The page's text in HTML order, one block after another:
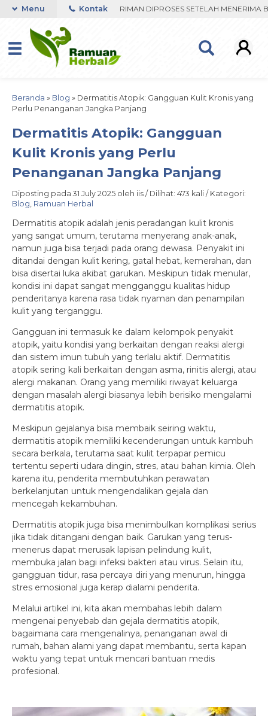
VIA WHATSAPP. PENGIRIMAN DIPROSES SETELAH MENERIMA
Menu Kontak
Beranda » Blog » Dermatitis Atopik: Gangguan Kulit Kronis yang
Perlu Penanganan Jangka Panjang
Dermatitis Atopik: Gangguan
Kulit Kronis yang Perlu
Penanganan Jangka Panjang
Diposting pada 31 July 2025 oleh iis / Dilihat: 473 kali / Kategori:
Blog, Ramuan Herbal
Dermatitis atopik adalah jenis peradangan kulit kronis
yang sangat umum, terutama menyerang anak-anak,
namun juga bisa terjadi pada orang dewasa. Penyakit ini
ditandai dengan kulit kering, gatal hebat, kemerahan, dan
bisa disertai luka akibat garukan. Meskipun tidak menular,
kondisi ini dapat sangat mengganggu kualitas hidup
penderitanya karena rasa tidak nyaman dan penampilan
kulit yang terganggu.
Gangguan ini termasuk ke dalam kelompok penyakit
atopik, yaitu kondisi yang berkaitan dengan reaksi alergi
dan sistem imun tubuh yang terlalu aktif. Dermatitis
atopik sering kali berkaitan dengan asma, rinitis alergi, atau
alergi makanan. Orang yang memiliki riwayat keluarga
dengan masalah alergi biasanya lebih berisiko mengalami
dermatitis atopik.
Meskipun gejalanya bisa membaik seiring waktu,
dermatitis atopik memiliki kecenderungan untuk kambuh
secara berkala, terutama saat kulit terpapar pemicu
tertentu seperti udara dingin, stres, atau bahan kimia. Oleh
karena itu, penderita membutuhkan perawatan
berkelanjutan untuk mengendalikan gejala dan
mencegah kekambuhan.
Dermatitis atopik juga bisa menimbulkan komplikasi serius
jika tidak ditangani dengan baik. Garukan yang terus-
menerus dapat merusak lapisan pelindung kulit,
membuka jalan bagi infeksi bakteri atau virus. Selain itu,
gangguan tidur, rasa percaya diri yang menurun, hingga
stres emosional juga kerap dialami penderita.
Melalui artikel ini, kita akan membahas lebih dalam
mengenai penyebab dan gejala dermatitis atopik,
bagaimana cara mengenalinya, penanganan awal di
rumah, bahan alami yang dapat membantu, serta kapan
waktu yang tepat untuk mencari bantuan medis
profesional.